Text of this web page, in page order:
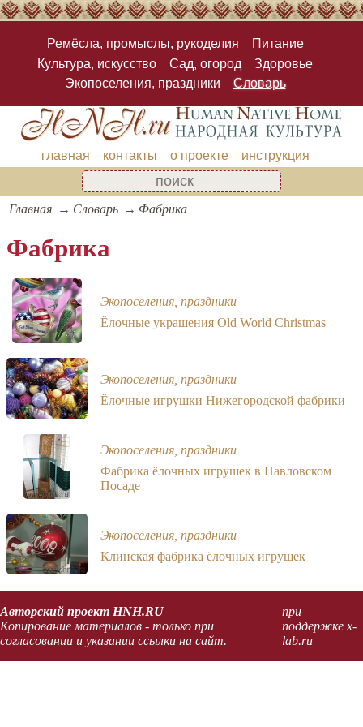
Ремёсла, промыслы, рукоделия
Питание
Культура, искусство
Сад, огород
Здоровье
Экопоселения, праздники
Словарь
главная контакты о проекте инструкция
Главная Словарь Фабрика
Фабрика
Экопоселения, праздники
Ёлочные украшения Old World Christmas
Экопоселения, праздники
Ёлочные игрушки Нижегородской фабрики
Экопоселения, праздники
Фабрика ёлочных игрушек в Павловском
Посаде
Экопоселения, праздники
Клинская фабрика ёлочных игрушек
Авторский проект HNH.RU
Копирование материалов - только при
согласовании и указании ссылки на сайт.
при
поддержке x-
lab.ru